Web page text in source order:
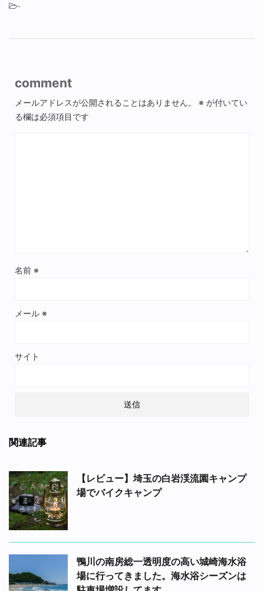
-
comment
メールアドレスが公開されることはありません。 ※ が付いてい
る欄は必須項目です
名前 ※
メール ※
サイト
関連記事
【レビュー】埼玉の白岩渓流園キャンプ
場でバイクキャンプ
鴨川の南房総一透明度の高い城崎海水浴
場に行ってきました。海水浴シーズンは